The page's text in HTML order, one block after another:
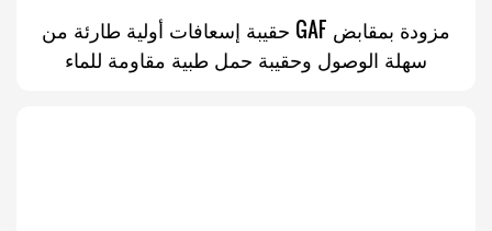
حقيبة إسعافات أولية طارئة من GAF مزودة بمقابض
سهلة الوصول وحقيبة حمل طبية مقاومة للماء